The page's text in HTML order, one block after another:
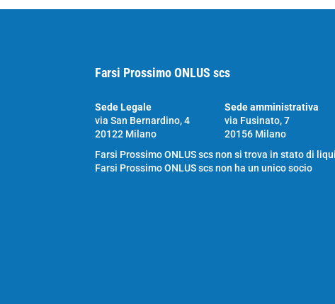
Farsi Prossimo ONLUS scs
Sede Legale
via San Bernardino, 4
20122 Milano
Sede amministrativa
via Fusinato, 7
20156 Milano
Farsi Prossimo ONLUS scs non si trova in stato di
Farsi Prossimo ONLUS scs non ha un unico socio